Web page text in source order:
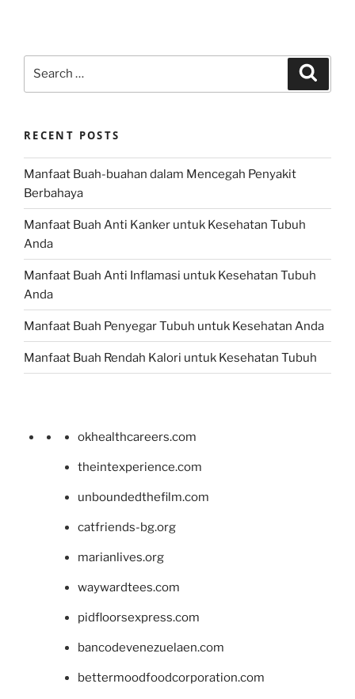
RECENT POSTS
Manfaat Buah-buahan dalam Mencegah Penyakit
Berbahaya
Manfaat Buah Anti Kanker untuk Kesehatan Tubuh
Anda
Manfaat Buah Anti Inflamasi untuk Kesehatan Tubuh
Anda
Manfaat Buah Penyegar Tubuh untuk Kesehatan Anda
Manfaat Buah Rendah Kalori untuk Kesehatan Tubuh
okhealthcareers.com
theintexperience.com
unboundedthefilm.com
catfriends-bg.org
marianlives.org
waywardtees.com
pidfloorsexpress.com
bancodevenezuelaen.com
bettermoodfoodcorporation.com